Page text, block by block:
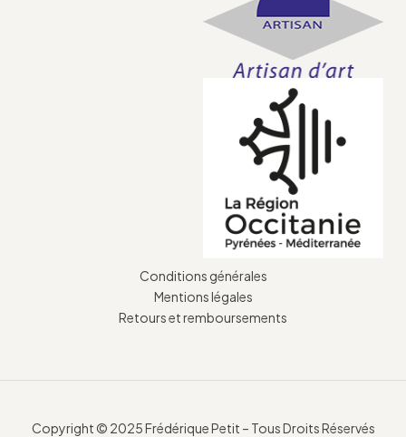
Conditions générales
Mentions légales
Retours et remboursements
Copyright © 2025 Frédérique Petit – Tous Droits Réservés